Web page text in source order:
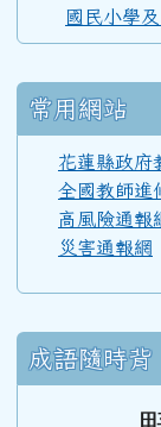
國民小學
常用網站
花蓮縣政府
全國教師進
高風險通報
災害通報網
成語隨時背